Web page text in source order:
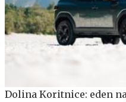
Dolina Koritnice: eden